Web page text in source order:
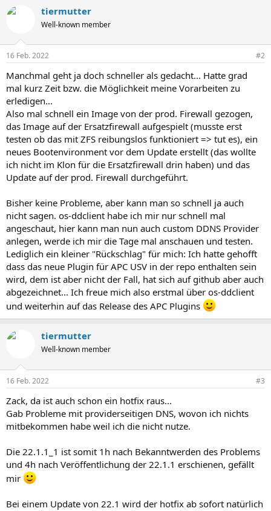
tiermutter
Well-known member
16 Feb. 2022 #2
Manchmal geht ja doch schneller als gedacht... Hatte grad
mal kurz Zeit bzw. die Möglichkeit meine Vorarbeiten zu
erledigen...
Also mal schnell ein Image von der prod. Firewall gezogen,
das Image auf der Ersatzfirewall aufgespielt (musste erst
testen ob das mit ZFS reibungslos funktioniert => tut es), ein
neues Bootenvironment vor dem Update erstellt (das wollte
ich nicht im Klon für die Ersatzfirewall drin haben) und das
Update auf der prod. Firewall durchgeführt.
Bisher keine Probleme, aber kann man so schnell ja auch
nicht sagen. os-ddclient habe ich mir nur schnell mal
angeschaut, hier kann man nun auch custom DDNS Provider
anlegen, werde ich mir die Tage mal anschauen und testen.
Lediglich ein kleiner "Rückschlag" für mich: Ich hatte gehofft
dass das neue Plugin für APC USV in der repo enthalten sein
wird, dem ist aber nicht der Fall, hat sich auf github aber auch
abgezeichnet... Ich freue mich also erstmal über os-ddclient
und weiterhin auf das Release des APC Plugins
tiermutter
Well-known member
16 Feb. 2022 #3
Zack, da ist auch schon ein hotfix raus...
Gab Probleme mit providerseitigen DNS, wovon ich nichts
mitbekommen habe weil ich die nicht nutze.
Die 22.1.1_1 ist somit 1h nach Bekanntwerden des Problems
und 4h nach Veröffentlichung der 22.1.1 erschienen, gefällt
mir
Bei einem Update von 22.1 wird der hotfix ab sofort natürlich